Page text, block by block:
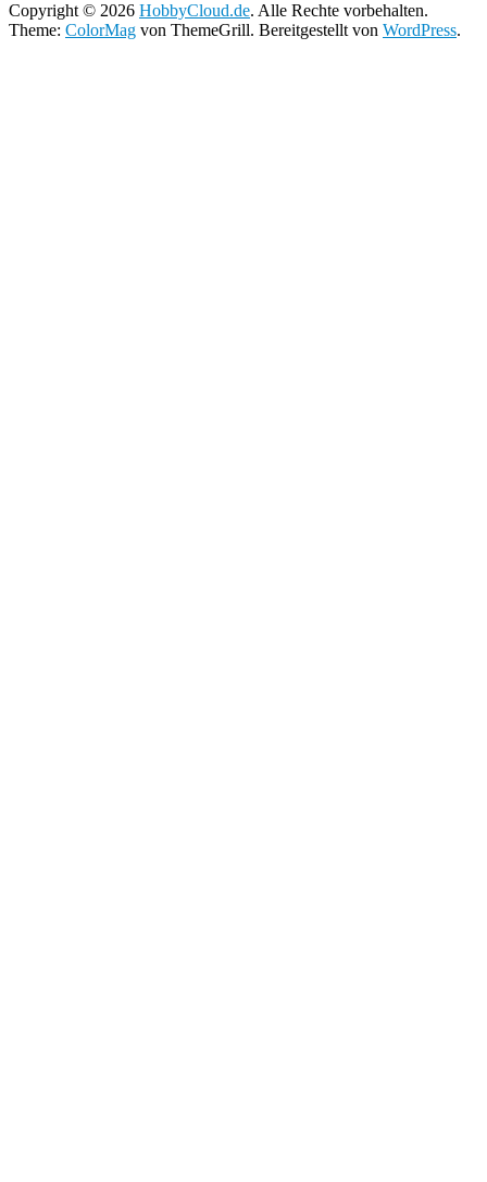
Copyright © 2026 HobbyCloud.de. Alle Rechte vorbehalten.
Theme: ColorMag von ThemeGrill. Bereitgestellt von WordPress.